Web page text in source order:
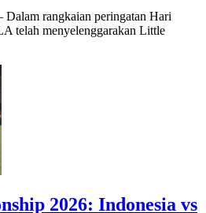
rangkaian peringatan Hari
telah menyelenggarakan Little
2026: Indonesia vs